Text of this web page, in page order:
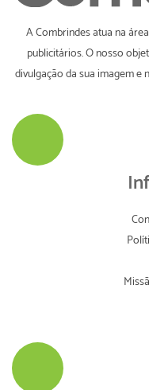
A Combrindes atua na
publicitários. O nosso
divulgação da sua imagem e